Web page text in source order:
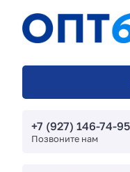
+7 (927) 146-74-95
Позвоните нам